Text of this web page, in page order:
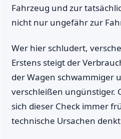
Fahrzeug und zur
nicht nur ungefähr zur
Wer hier schludert,
Erstens steigt der
der Wagen schwammiger
verschleißen ungünstiger.
sich dieser Check immer
technische Ursachen